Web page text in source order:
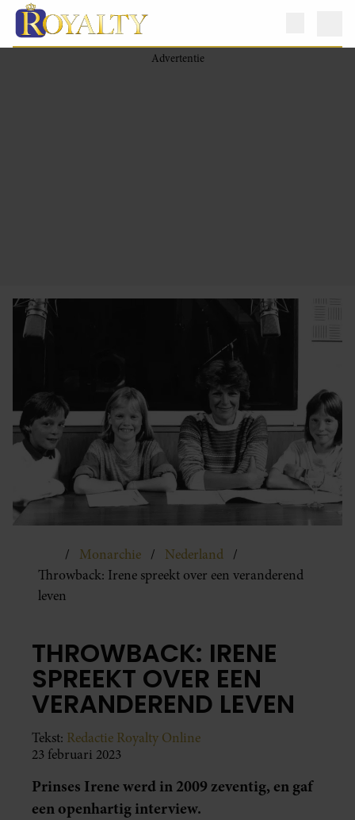
Monarchie
Nederland
Throwback: Irene spreekt over een veranderend
leven
THROWBACK: IRENE
SPREEKT OVER EEN
VERANDEREND LEVEN
Tekst: Redactie Royalty Online
23 februari 2023
Prinses Irene werd in 2009 zeventig, en gaf
een openhartig interview.